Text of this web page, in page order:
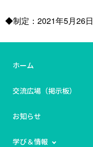
◆制定：2021年5月26日
ホーム
交流広場（掲示板）
お知らせ
学び＆情報